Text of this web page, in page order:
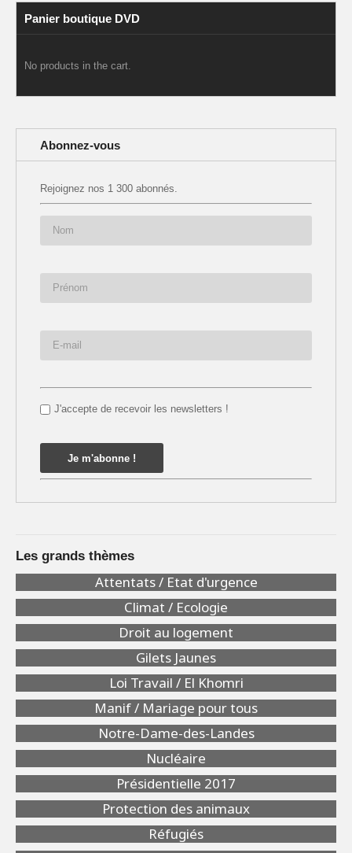
Panier boutique DVD
No products in the cart.
Abonnez-vous
Rejoignez nos 1 300 abonnés.
J'accepte de recevoir les newsletters !
Les grands thèmes
Attentats / Etat d'urgence
Climat / Ecologie
Droit au logement
Gilets Jaunes
Loi Travail / El Khomri
Manif / Mariage pour tous
Notre-Dame-des-Landes
Nucléaire
Présidentielle 2017
Protection des animaux
Réfugiés